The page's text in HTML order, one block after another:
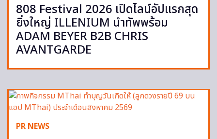
808 Festival 2026 เปิดไลน์อัปแรกสุด
ยิ่งใหญ่ ILLENIUM นำทัพพร้อม
ADAM BEYER B2B CHRIS
AVANTGARDE
PR NEWS